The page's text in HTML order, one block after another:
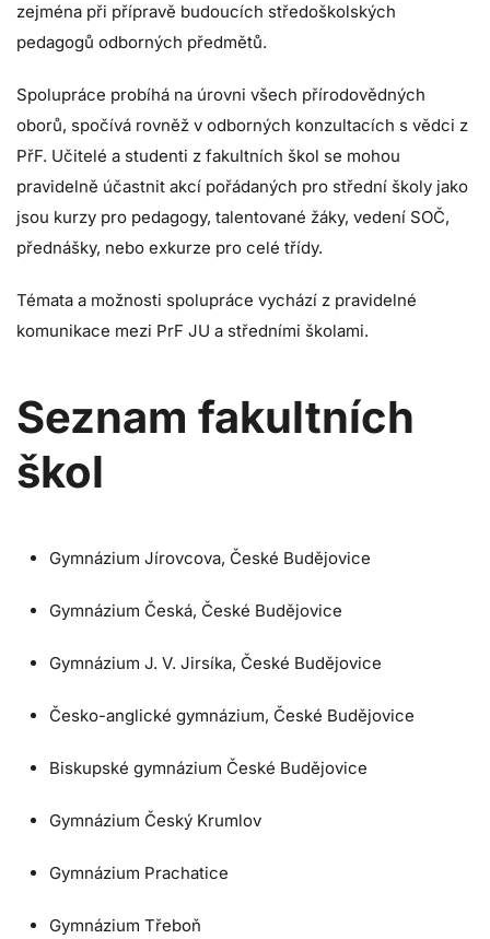
zejména při přípravě budoucích středoškolských
pedagogů odborných předmětů.
Spolupráce probíhá na úrovni všech přírodovědných
oborů, spočívá rovněž v odborných konzultacích s vědci z
PřF. Učitelé a studenti z fakultních škol se mohou
pravidelně účastnit akcí pořádaných pro střední školy jako
jsou kurzy pro pedagogy, talentované žáky, vedení SOČ,
přednášky, nebo exkurze pro celé třídy.
Témata a možnosti spolupráce vychází z pravidelné
komunikace mezi PrF JU a středními školami.
Seznam fakultních
škol
Gymnázium Jírovcova, České Budějovice
Gymnázium Česká, České Budějovice
Gymnázium J. V. Jirsíka, České Budějovice
Česko-anglické gymnázium, České Budějovice
Biskupské gymnázium České Budějovice
Gymnázium Český Krumlov
Gymnázium Prachatice
Gymnázium Třeboň